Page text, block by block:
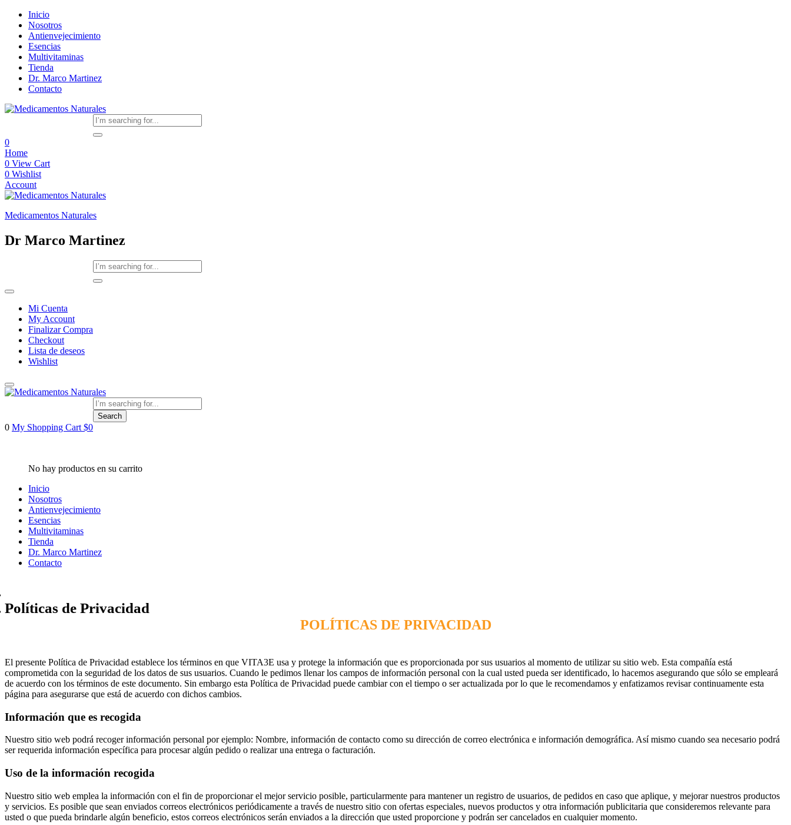
Inicio
Nosotros
Antienvejecimiento
Esencias
Multivitaminas
Tienda
Dr. Marco Martinez
Contacto
0
Home
0 View Cart
0 Wishlist
Account
Medicamentos Naturales
Dr Marco Martinez
Mi Cuenta
My Account
Finalizar Compra
Checkout
Lista de deseos
Wishlist
Search
0 My Shopping Cart $0
Inicio
Nosotros
Antienvejecimiento
Esencias
Multivitaminas
Tienda
Dr. Marco Martinez
Contacto
Políticas de Privacidad
POLÍTICAS DE PRIVACIDAD
El presente Política de Privacidad establece los términos en que VITA3E usa y protege la información que es proporcionada por sus usuarios al momento de utilizar su sitio web. Esta compañía está
comprometida con la seguridad de los datos de sus usuarios. Cuando le pedimos llenar los campos de información personal con la cual usted pueda ser identificado, lo hacemos asegurando que sólo se empleará
de acuerdo con los términos de este documento. Sin embargo esta Política de Privacidad puede cambiar con el tiempo o ser actualizada por lo que le recomendamos y enfatizamos revisar continuamente esta
página para asegurarse que está de acuerdo con dichos cambios.
Información que es recogida
Nuestro sitio web podrá recoger información personal por ejemplo: Nombre, información de contacto como su dirección de correo electrónica e información demográfica. Así mismo cuando sea necesario podrá
ser requerida información específica para procesar algún pedido o realizar una entrega o facturación.
Uso de la información recogida
Nuestro sitio web emplea la información con el fin de proporcionar el mejor servicio posible, particularmente para mantener un registro de usuarios, de pedidos en caso que aplique, y mejorar nuestros productos
y servicios. Es posible que sean enviados correos electrónicos periódicamente a través de nuestro sitio con ofertas especiales, nuevos productos y otra información publicitaria que consideremos relevante para
usted o que pueda brindarle algún beneficio, estos correos electrónicos serán enviados a la dirección que usted proporcione y podrán ser cancelados en cualquier momento.